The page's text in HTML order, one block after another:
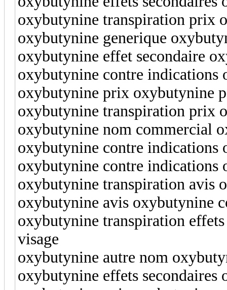
oxybutynine transpiration prix
oxybutynine generique
oxybutynine effet secondaire
oxybutynine contre indications
oxybutynine prix oxybutynine
oxybutynine transpiration prix
oxybutynine nom commercial
oxybutynine contre indications
oxybutynine contre indications
oxybutynine transpiration avis
oxybutynine avis oxybutynine
oxybutynine transpiration
visage
oxybutynine autre nom
oxybutynine effets secondaires